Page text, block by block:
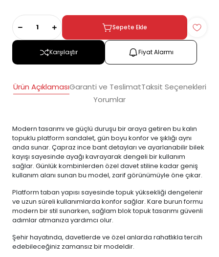
Sepete Ekle
Karşılaştır Fiyat Alarmı
Ürün AçıklamasıGaranti ve TeslimatTaksit Seçenekleri
Yorumlar
Modern tasarımı ve güçlü duruşu bir araya getiren bu kalın
topuklu platform sandalet, gün boyu konfor ve şıklığı aynı
anda sunar. Çapraz ince bant detayları ve ayarlanabilir bilek
kayışı sayesinde ayağı kavrayarak dengeli bir kullanım
sağlar. Günlük kombinlerden özel davet stiline kadar geniş
kullanım alanı sunan bu model, zarif görünümüyle öne çıkar.
Platform taban yapısı sayesinde topuk yüksekliği dengelenir
ve uzun süreli kullanımlarda konfor sağlar. Kare burun formu
modern bir stil sunarken, sağlam blok topuk tasarımı güvenli
adımlar atmanıza yardımcı olur.
Şehir hayatında, davetlerde ve özel anlarda rahatlıkla tercih
edebileceğiniz zamansız bir modeldir.